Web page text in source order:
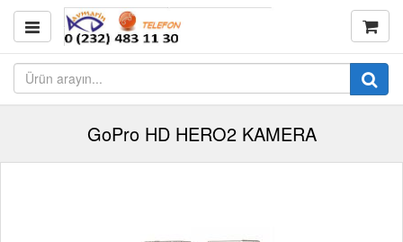
GoPro HD HERO2 KAMERA